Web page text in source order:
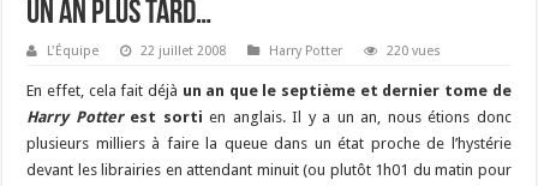
Un an plus tard…
L'Équipe 22 juillet 2008 Harry Potter 220 vues
En effet, cela fait déjà un an que le septième et dernier tome de
Harry Potterest sorti en anglais. Il y a un an, nous étions donc
plusieurs milliers à faire la queue dans un état proche de l’hystérie
devant les librairies en attendant minuit (ou plutôt 1h01 du matin pour